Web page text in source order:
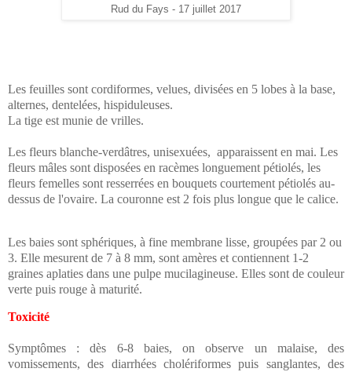
Rud du Fays - 17 juillet 2017
Les feuilles sont cordiformes, velues, divisées en 5 lobes à la base,
alternes, dentelées, hispiduleuses.
La tige est munie de vrilles.
Les fleurs blanche-verdâtres, unisexuées, apparaissent en mai. Les
fleurs mâles sont disposées en racèmes longuement pétiolés, les
fleurs femelles sont resserrées en bouquets courtement pétiolés au-
dessus de l'ovaire. La couronne est 2 fois plus longue que le calice.
Les baies sont sphériques, à fine membrane lisse, groupées par 2 ou
3. Elle mesurent de 7 à 8 mm, sont amères et contiennent 1-2
graines aplaties dans une pulpe mucilagineuse. Elles sont de couleur
verte puis rouge à maturité.
Toxicité
Symptômes : dès 6-8 baies, on observe un malaise, des
vomissements, des diarrhées cholériformes puis sanglantes, des